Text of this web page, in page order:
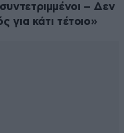
– Δεν
για κάτι τέτοιο»